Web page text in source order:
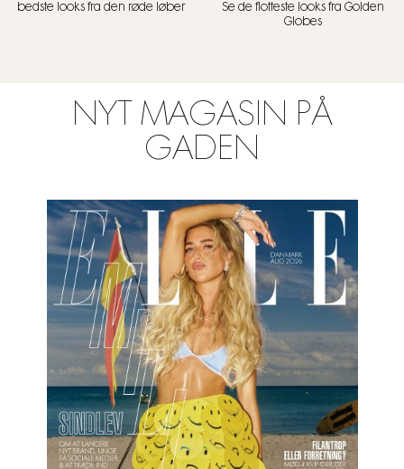
bedste looks fra den røde løber
Se de flotteste looks fra Golden
Globes
NYT MAGASIN PÅ
GADEN